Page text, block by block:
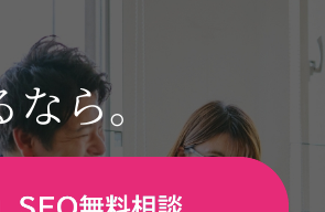
ら。